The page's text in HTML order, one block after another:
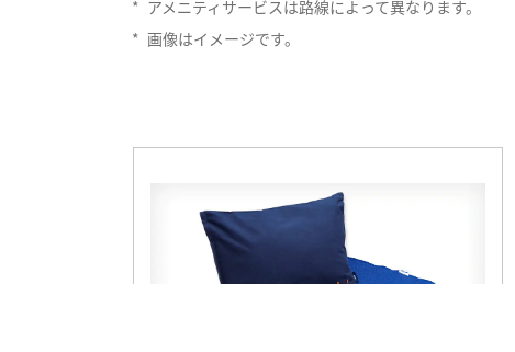
* アメニティサービスは路線によって異なります。
* 画像はイメージです。